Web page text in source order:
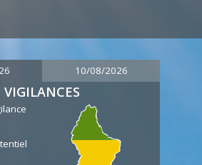
10/08/2026
VIGILANCES